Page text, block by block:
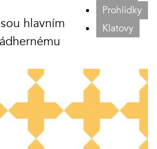
Prohlídky
Klatovy
hlavním